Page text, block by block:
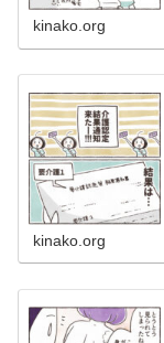
kinako.org
kinako.org